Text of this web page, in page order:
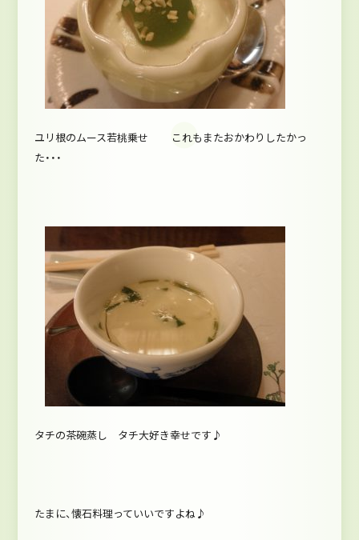
ユリ根のムース若桃乗せ これもまたおかわりしたかっ
た・・・
タチの茶碗蒸し タチ大好き幸せです♪
たまに、懐石料理っていいですよね♪